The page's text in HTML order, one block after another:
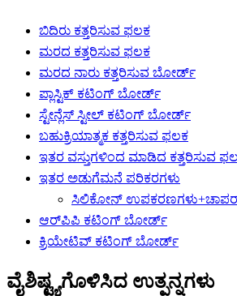
ಬಿದಿರು ಕತ್ತರಿಸುವ ಫಲಕ
ಮರದ ಕತ್ತರಿಸುವ ಫಲಕ
ಮರದ ನಾರು ಕತ್ತರಿಸುವ ಬೋರ್ಡ್
ಪ್ಲಾಸ್ಟಿಕ್ ಕಟಿಂಗ್ ಬೋರ್ಡ್
ಸ್ಟೇನ್ಲೆಸ್ ಸ್ಟೀಲ್ ಕಟಿಂಗ್ ಬೋರ್ಡ್
ಬಹುಕ್ರಿಯಾತ್ಮಕ ಕತ್ತರಿಸುವ ಫಲಕ
ಇತರ ವಸ್ತುಗಳಿಂದ ಮಾಡಿದ ಕತ್ತರಿಸುವ
ಇತರ ಅಡುಗೆಮನೆ ಪರಿಕರಗಳು
ಸಿಲಿಕೋನ್
ಆರ್‌ಪಿಪಿ ಕಟಿಂಗ್ ಬೋರ್ಡ್
ಕ್ರಿಯೇಟಿವ್ ಕಟಿಂಗ್ ಬೋರ್ಡ್
ವೈಶಿಷ್ಟ್ಯಗೊಳಿಸಿದ ಉತ್ಪನ್ನಗಳು